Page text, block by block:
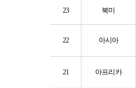
23 북미
22 아시아
21 아프리카